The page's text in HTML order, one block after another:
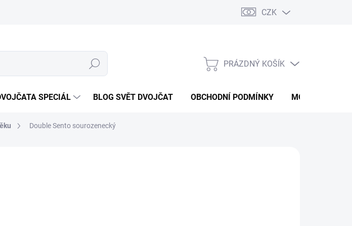
CZK
Hledat
NÁKUPNÍ
PRÁZDNÝ KOŠÍK
SPECIÁL BLOG SVĚT DVOJČAT OBCHODNÍ PODMÍNKY MOJE
Double Sento sourozenecký